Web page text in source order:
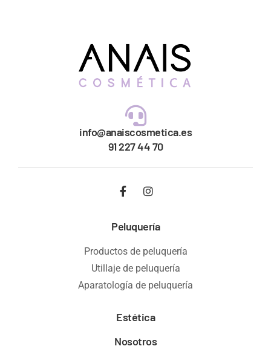
info@anaiscosmetica.es
91 227 44 70
Peluquería
Productos de peluquería
Utillaje de peluquería
Aparatología de peluquería
Estética
Nosotros